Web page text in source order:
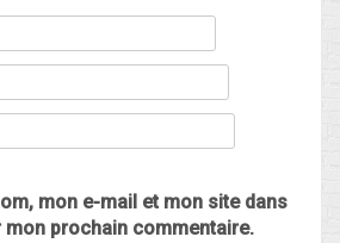
mon e-mail et mon site dans
mon prochain commentaire.